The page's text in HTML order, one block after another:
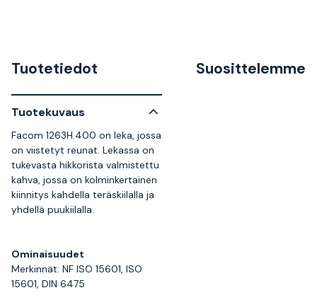
Tuotetiedot
Tuotekuvaus
Facom 1263H.400 on leka, jossa
on viistetyt reunat. Lekassa on
tukevasta hikkorista valmistettu
kahva, jossa on kolminkertainen
kiinnitys kahdella teräskiilalla ja
yhdellä puukiilalla.
Ominaisuudet
Merkinnät: NF ISO 15601, ISO
15601, DIN 6475
Suosittelemme